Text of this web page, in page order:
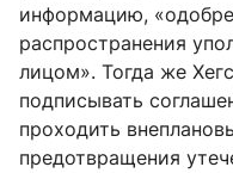
информацию,
распространения
лицом». Тогда же
подписывать
проходить
предотвращения